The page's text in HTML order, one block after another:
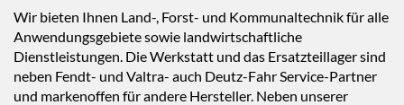
Wir bieten Ihnen Land-, Forst- und Kommunaltechnik für alle
Anwendungsgebiete sowie landwirtschaftliche
Dienstleistungen. Die Werkstatt und das Ersatzteillager sind
neben Fendt- und Valtra- auch Deutz-Fahr Service-Partner
und markenoffen für andere Hersteller. Neben unserer